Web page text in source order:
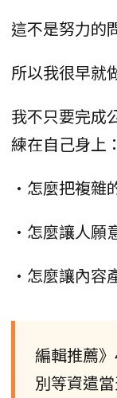
這不是努力的
所以我很早就
我不只要完成
練在自己身上：
•怎麼把複雜
•怎麼讓人願
•怎麼讓內容
編輯推薦
別等資遣